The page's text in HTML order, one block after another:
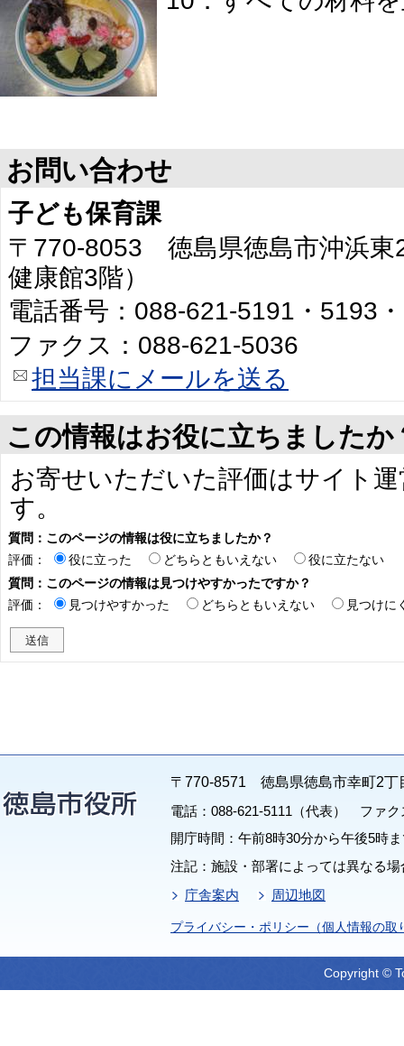
お問い合わせ
子ども保育課
〒770-8053 徳島県徳島市沖浜東
健康館3階）
電話番号：088-621-5191・5193
ファクス：088-621-5036
担当課にメールを送る
この情報はお役に立ちましたか
お寄せいただいた評価はサイト
す。
質問：このページの情報は役に立ちましたか？
評価：
役に立った どちらともいえない
役に立たない
質問：このページの情報は見つけやすかったですか？
評価：
見つけやすかった どちらともいえない 見つけに
〒770-8571 徳島県徳島市幸町2丁
電話：088-621-5111（代表） ファク
開庁時間：午前8時30分から午後5時
注記：施設・部署によっては異なる
庁舎案内
周辺地図
プライバシー・ポリシー（個人情報の取
Copyright ©